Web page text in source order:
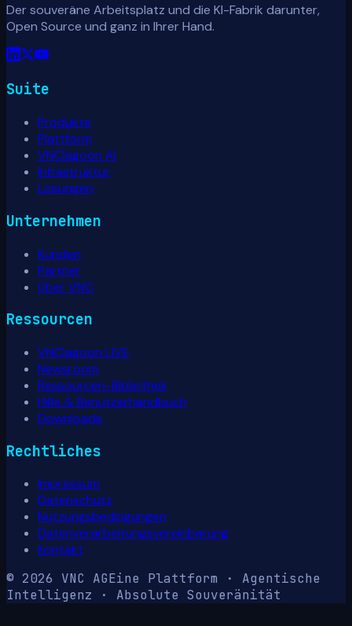
Der souveräne Arbeitsplatz und die KI-Fabrik darunter,
Open Source und ganz in Ihrer Hand.
Suite
Produkte
Plattform
VNClagoon AI
Infrastruktur
Lösungen
Unternehmen
Kunden
Partner
Über VNC
Ressourcen
VNClagoon LIVE
Newsroom
Ressourcen-Bibliothek
Hilfe & Benutzerhandbuch
Downloads
Rechtliches
Impressum
Datenschutz
Nutzungsbedingungen
Datenverarbeitungsvereinbarung
Kontakt
© 2026 VNC AGEine Plattform · Agentische
Intelligenz · Absolute Souveränität